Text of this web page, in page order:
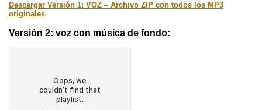
Descargar Versión 1: VOZ – Archivo ZIP con todos los MP3
originales
Versión 2: voz con música de fondo: